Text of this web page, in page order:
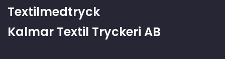
Textilmedtryck
Kalmar Textil Tryckeri AB